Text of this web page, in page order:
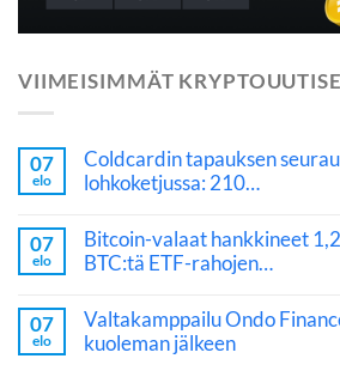
VIIMEISIMMÄT
07
elo
Coldcardin tapauksen
lohkoketjussa: 210…
07
elo
Bitcoin-valaat hankkineet
BTC:tä ETF-rahojen…
07
elo
Valtakamppailu Ondo
kuoleman jälkeen